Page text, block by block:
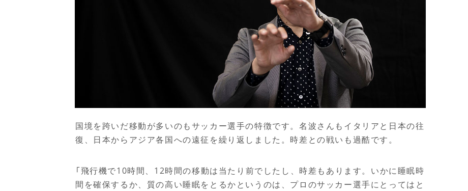
国境を跨いだ移動が多いのもサッカー選手の特徴です。名波さんもイタリアと日本の往
復、日本からアジア各国への遠征を繰り返しました。時差との戦いも過酷です。
「飛行機で10時間、 12時間の移動は当たり前でしたし、時差もあります。いかに睡眠時
間を確保するか、質の高い睡眠をとるかというのは、プロのサッカー選手にとってはと